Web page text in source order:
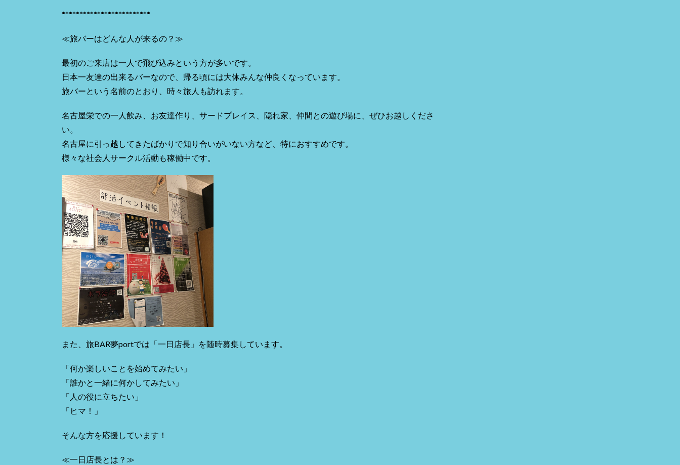
*************************
≪旅バーはどんな人が来るの？≫
最初のご来店は一人で飛び込みという方が多いです。
日本一友達の出来るバーなので、帰る頃には大体みんな仲良くなっています。
旅バーという名前のとおり、時々旅人も訪れます。
名古屋栄での一人飲み、お友達作り、サードプレイス、隠れ家、仲間との遊び場に、ぜひお越しくださ
い。
名古屋に引っ越してきたばかりで知り合いがいない方など、特におすすめです。
様々な社会人サークル活動も稼働中です。
また、旅BAR夢portでは「一日店長」を随時募集しています。
「何か楽しいことを始めてみたい」
「誰かと一緒に何かしてみたい」
「人の役に立ちたい」
「ヒマ！」
そんな方を応援しています！
≪一日店長とは？≫